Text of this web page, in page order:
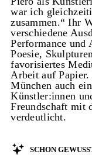
war ich
zusammen.“ Ihr
verschiedene
Performance und
Poesie,
favorisiertes
Arbeit auf
München auch
Künstler:innen
Freundschaft mit
verdeutlicht.
Schon